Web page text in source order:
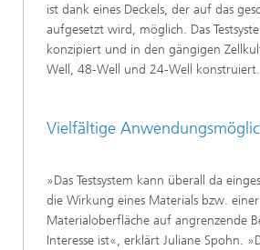
ist dank eines Deckels, der auf das
aufgesetzt wird, möglich. Das
konzipiert und in den gängigen
Well, 48-Well und 24-Well konstruiert.
Vielfältige
»Das Testsystem kann überall da
die Wirkung eines Materials bzw. einer
Materialoberfläche auf angrenzende
Interesse ist«, erklärt Juliane Spohn.